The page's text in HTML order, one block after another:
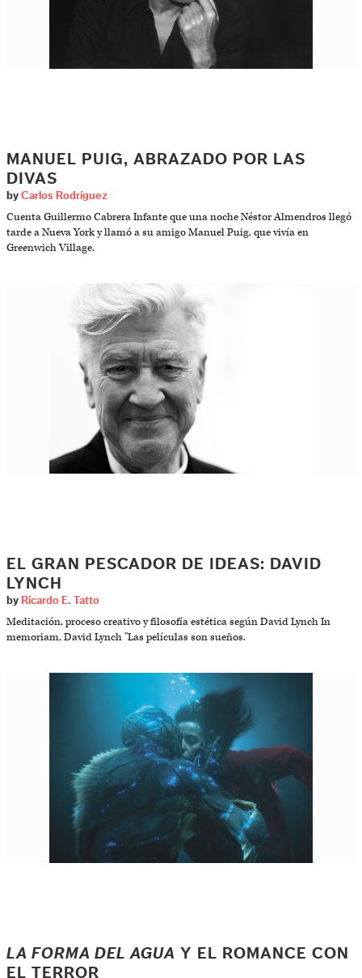
MANUEL PUIG, ABRAZADO POR LAS
DIVAS
by Carlos Rodríguez
Cuenta Guillermo Cabrera Infante que una noche Néstor Almendros llegó
tarde a Nueva York y llamó a su amigo Manuel Puig, que vivía en
Greenwich Village.
EL GRAN PESCADOR DE IDEAS: DAVID
LYNCH
by Ricardo E. Tatto
Meditación, proceso creativo y filosofía estética según David Lynch In
memoriam, David Lynch "Las películas son sueños.
LA FORMA DEL AGUA Y EL ROMANCE CON
EL TERROR